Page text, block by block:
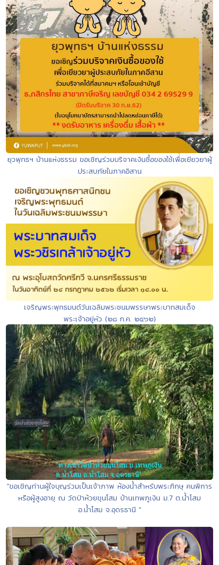
ยุวพุทธฯ บ้านแห่งธรรม ขอเชิญร่วมบริจาคเงินซื้อของใช้เพื่่อเยียวยาผู้
ประสบภัยในภาคอิสาน
เจริญพระพุทธมนต์วันเฉลิมพระชนมพรรษาพระบาทสมเด็จ
พระเจ้าอยู่หัว (๒๘ ก.ค. ๒๕๖๒)
"ขอเชิญท่านผู้ใจบุญร่วมเป็นเจ้าภาพ ห้องน้ำสำหรับพระภิกษุ คนพิการ
หรือผู้สูงอายุ ณ วัดป่าห้วยขุนโสม บ้านเทพภูเงิน ม.7 ต.น้ำโสม
อ.น้ำโสม จ.อุดรธานี "